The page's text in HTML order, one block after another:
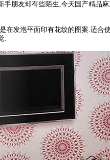
朋友却有些陌生,今天国产精品麻
发泡平面印有花纹的图案.适合
.